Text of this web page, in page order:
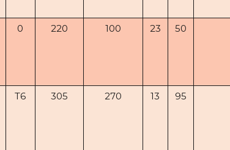
0 220 100 23 50
T6 305 270 13 95